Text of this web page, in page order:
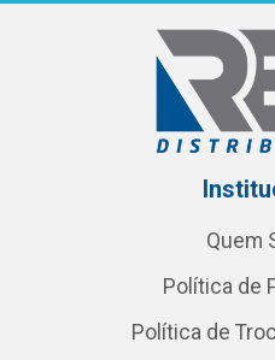
Quem
Política de
Política de